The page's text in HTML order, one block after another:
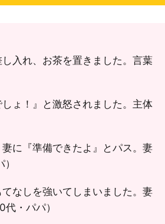
入れ、お茶を置きました。言葉
ょ！』と激怒されました。主体
に『準備できたよ』とパス。妻
なしを強いてしまいました。妻
・パパ）